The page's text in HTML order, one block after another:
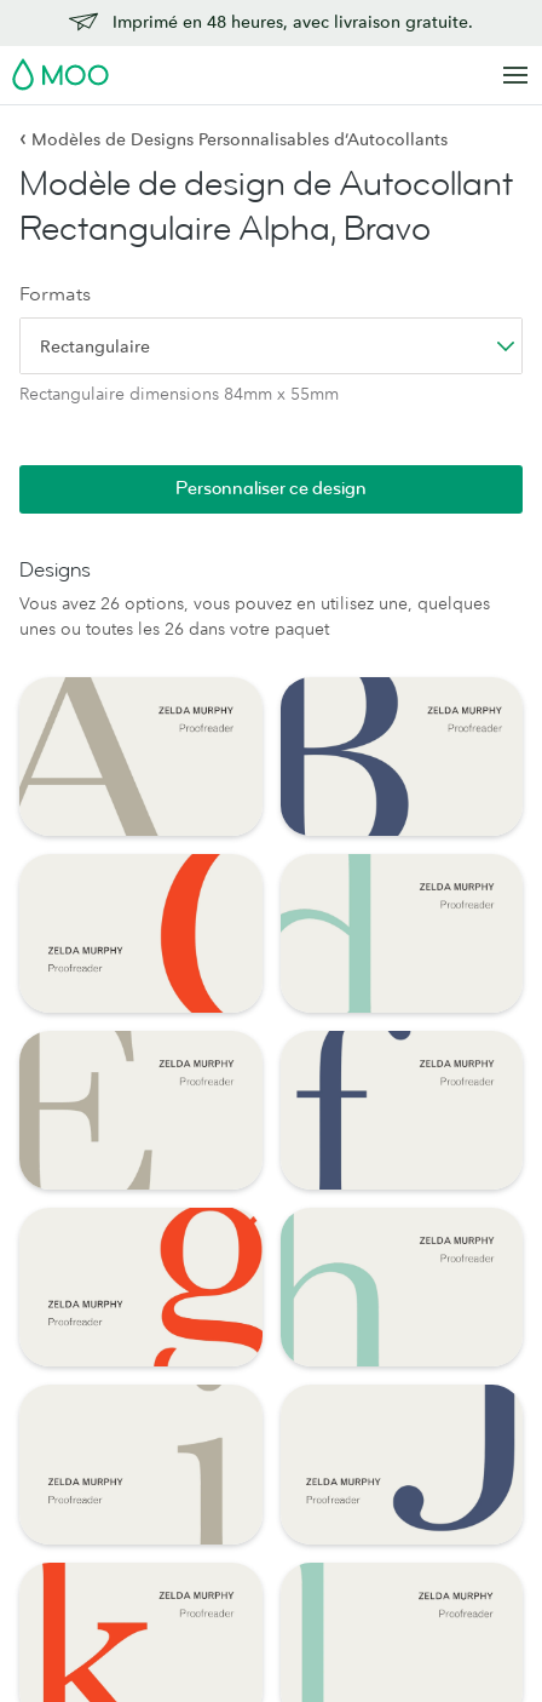
Imprimé en 48 heures, avec livraison gratuite.
MOO
‹ Modèles de Designs Personnalisables d’Autocollants
Modèle de design de Autocollant
Rectangulaire Alpha, Bravo
Formats
Rectangulaire
Rectangulaire dimensions 84mm x 55mm
Personnaliser ce design
Designs
Vous avez 26 options, vous pouvez en utilisez une, quelques
unes ou toutes les 26 dans votre paquet